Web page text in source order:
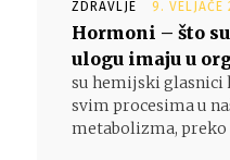
ZDRAVLJE 9. VELJAČE
Hormoni – što
ulogu imaju u
su hemijski
svim procesima u
metabolizma, preko